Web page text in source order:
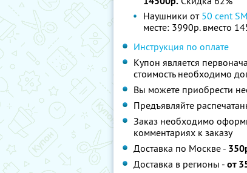
Наушники от 50 cent
месте: 3990р. вместо
Инструкция по оплате
Купон является
стоимость необходимо
Вы можете приобрести
Предъявляйте
Заказ необходимо
комментариях к заказу
Доставка по Москве -
Доставка в регионы - от